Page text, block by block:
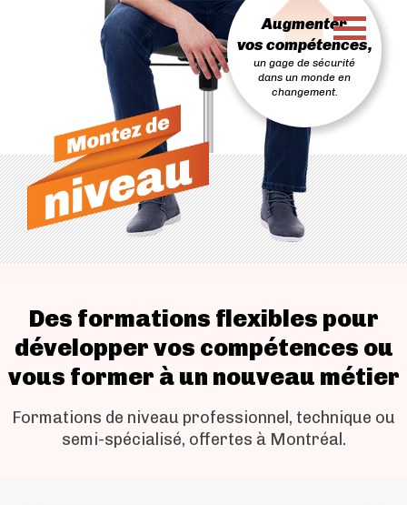
Augmenter
vos compétences,
un gage de sécurité
dans un monde en
changement.
Des formations flexibles pour
développer vos compétences ou
vous former à un nouveau métier
Formations de niveau professionnel, technique ou
semi-spécialisé, offertes à Montréal.